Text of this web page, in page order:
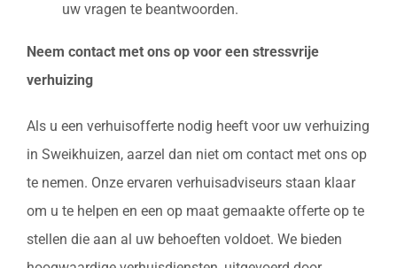
uw vragen te beantwoorden.
Neem contact met ons op voor een stressvrije
verhuizing
Als u een verhuisofferte nodig heeft voor uw verhuizing
in Sweikhuizen, aarzel dan niet om contact met ons op
te nemen. Onze ervaren verhuisadviseurs staan klaar
om u te helpen en een op maat gemaakte offerte op te
stellen die aan al uw behoeften voldoet. We bieden